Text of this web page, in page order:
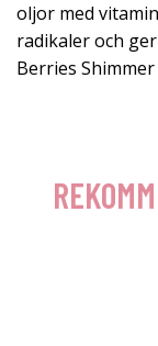
oljor med
radikaler och
Berries Shimmer